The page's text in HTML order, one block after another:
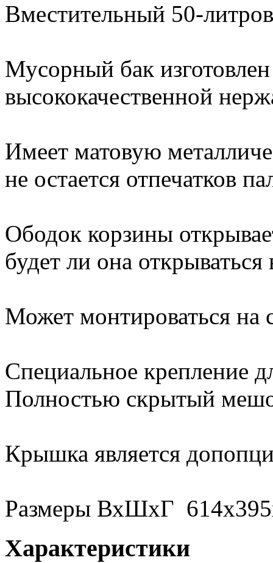
Вместительный 50-
Мусорный бак
высококачественной
Имеет матовую
не остается отпечатков
Ободок корзины
будет ли она
Может монтироваться на
Специальное крепление
Полностью скрытый
Крышка является
Размеры ВхШхГ
Характеристики